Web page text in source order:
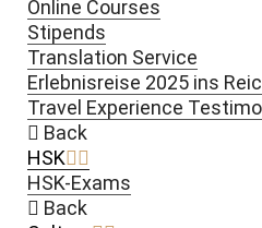
Online Courses
Stipends
Translation Service
Erlebnisreise 2025 ins
Travel Experience
Back
HSK
HSK-Exams
Back